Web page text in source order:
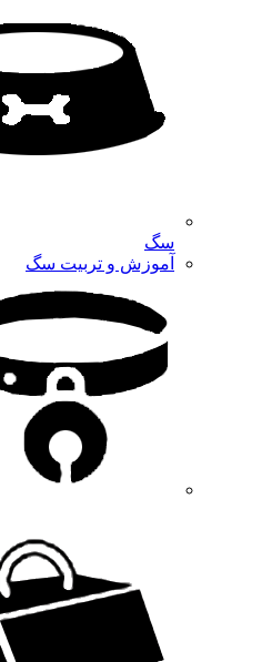
سگ
آموزش و تربیت سگ